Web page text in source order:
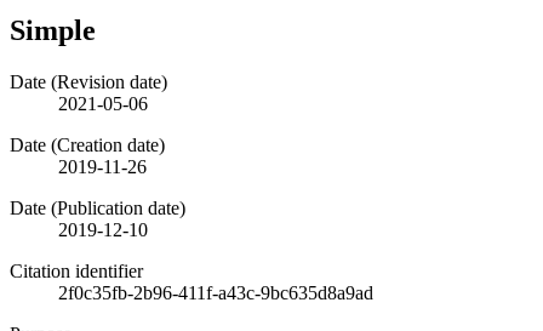
Simple
Date (Revision date)
2021-05-06
Date (Creation date)
2019-11-26
Date (Publication date)
2019-12-10
Citation identifier
2f0c35fb-2b96-411f-a43c-9bc635d8a9ad